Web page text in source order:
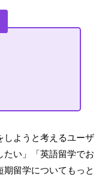
しようと考えるユーザ
たい」「英語留学でお
留学についてもっと